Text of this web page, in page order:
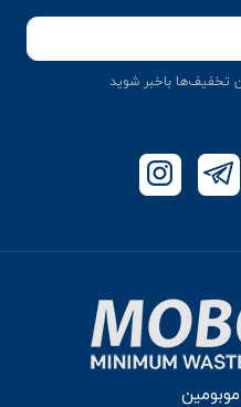
تخفیف‌ها با‌خبر شوید
موبومین